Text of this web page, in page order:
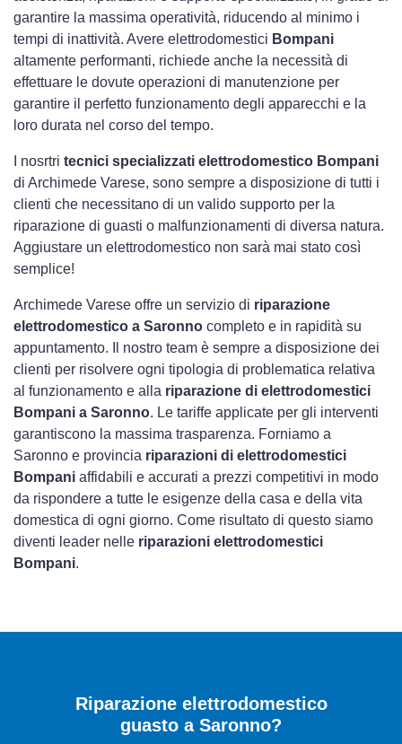
garantire la massima operatività, riducendo al minimo i
tempi di inattività. Avere elettrodomestici Bompani
altamente performanti, richiede anche la necessità di
effettuare le dovute operazioni di manutenzione per
garantire il perfetto funzionamento degli apparecchi e la
loro durata nel corso del tempo.
I nosrtri tecnici specializzati elettrodomestico Bompani
di Archimede Varese, sono sempre a disposizione di tutti i
clienti che necessitano di un valido supporto per la
riparazione di guasti o malfunzionamenti di diversa natura.
Aggiustare un elettrodomestico non sarà mai stato così
semplice!
Archimede Varese offre un servizio di riparazione
elettrodomestico a Saronno completo e in rapidità su
appuntamento. Il nostro team è sempre a disposizione dei
clienti per risolvere ogni tipologia di problematica relativa
al funzionamento e alla riparazione di elettrodomestici
Bompani a Saronno. Le tariffe applicate per gli interventi
garantiscono la massima trasparenza. Forniamo a
Saronno e provincia riparazioni di elettrodomestici
Bompani affidabili e accurati a prezzi competitivi in modo
da rispondere a tutte le esigenze della casa e della vita
domestica di ogni giorno. Come risultato di questo siamo
diventi leader nelle riparazioni elettrodomestici
Bompani.
Riparazione elettrodomestico
guasto a Saronno?